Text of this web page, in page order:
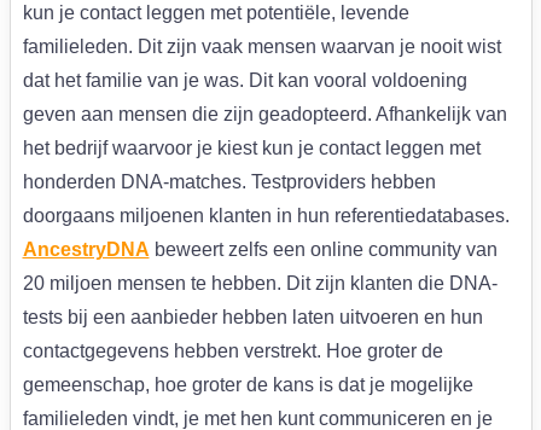
kun je contact leggen met potentiële, levende
familieleden. Dit zijn vaak mensen waarvan je nooit wist
dat het familie van je was. Dit kan vooral voldoening
geven aan mensen die zijn geadopteerd. Afhankelijk van
het bedrijf waarvoor je kiest kun je contact leggen met
honderden DNA-matches. Testproviders hebben
doorgaans miljoenen klanten in hun referentiedatabases.
AncestryDNA beweert zelfs een online community van
20 miljoen mensen te hebben. Dit zijn klanten die DNA-
tests bij een aanbieder hebben laten uitvoeren en hun
contactgegevens hebben verstrekt. Hoe groter de
gemeenschap, hoe groter de kans is dat je mogelijke
familieleden vindt, je met hen kunt communiceren en je